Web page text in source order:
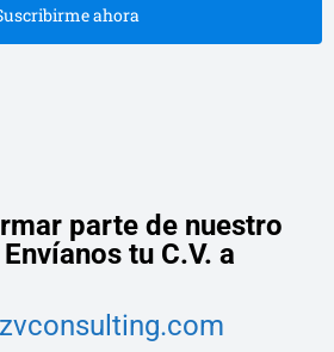
ahora
parte de nuestro
Envíanos tu C.V. a